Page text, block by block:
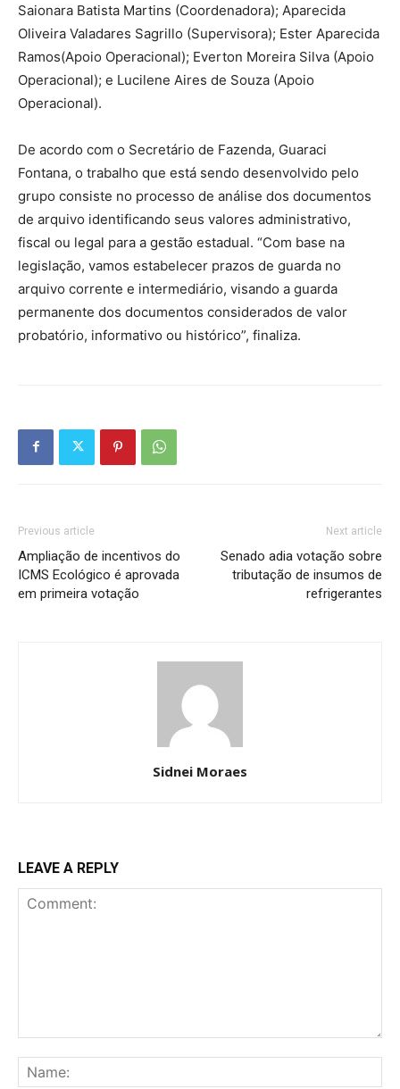
Saionara Batista Martins (Coordenadora); Aparecida
Oliveira Valadares Sagrillo (Supervisora); Ester Aparecida
Ramos(Apoio Operacional); Everton Moreira Silva (Apoio
Operacional); e Lucilene Aires de Souza (Apoio
Operacional).
De acordo com o Secretário de Fazenda, Guaraci
Fontana, o trabalho que está sendo desenvolvido pelo
grupo consiste no processo de análise dos documentos
de arquivo identificando seus valores administrativo,
fiscal ou legal para a gestão estadual. “Com base na
legislação, vamos estabelecer prazos de guarda no
arquivo corrente e intermediário, visando a guarda
permanente dos documentos considerados de valor
probatório, informativo ou histórico”, finaliza.
Previous article
Ampliação de incentivos do
ICMS Ecológico é aprovada
em primeira votação
Next article
Senado adia votação sobre
tributação de insumos de
refrigerantes
Sidnei Moraes
LEAVE A REPLY